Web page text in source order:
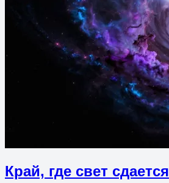
Край, где свет сдается